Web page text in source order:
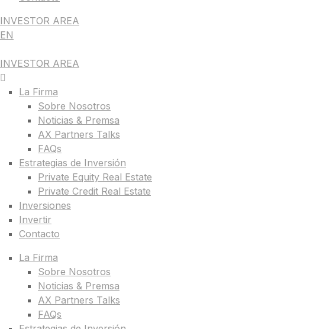
INVESTOR AREA
EN
INVESTOR AREA
La Firma
Sobre Nosotros
Noticias & Premsa
AX Partners Talks
FAQs
Estrategias de Inversión
Private Equity Real Estate
Private Credit Real Estate
Inversiones
Invertir
Contacto
La Firma
Sobre Nosotros
Noticias & Premsa
AX Partners Talks
FAQs